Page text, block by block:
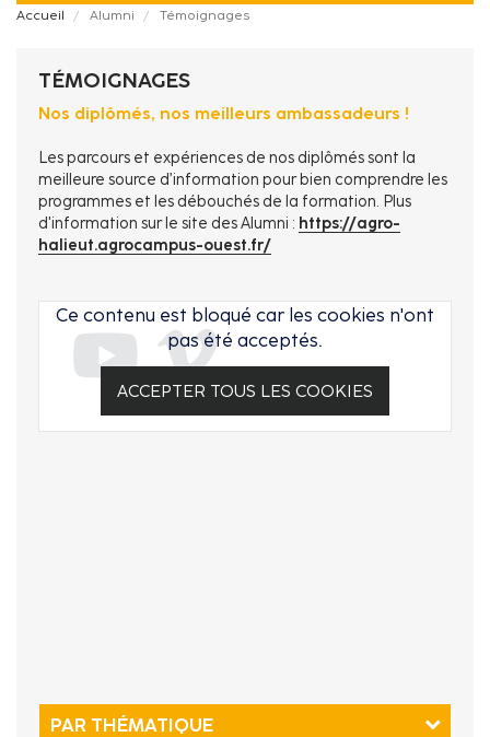
FilAccueil Alumni Témoignages
TÉMOIGNAGES
Nos diplômés, nos meilleurs ambassadeurs !
Les parcours et expériences de nos diplômés sont la
meilleure source d’information pour bien comprendre les
programmes et les débouchés de la formation. Plus
d'information sur le site des Alumni : https://agro-
halieut.agrocampus-ouest.fr/
Ce contenu est bloqué car les cookies n'ont
pas été acceptés.
ACCEPTER TOUS LES COOKIES
PAR THÉMATIQUE